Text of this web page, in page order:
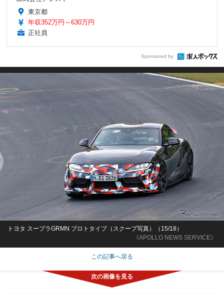
東京都
年収352万円～630万円
正社員
Sponsored by
《APOLLO NEWS SERVICE》
トヨタ スープラGRMN プロトタイプ（スクープ写真）（15/18）
この記事へ戻る